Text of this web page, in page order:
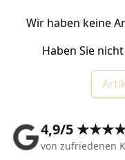
Wir haben keine
Haben Sie
4,9/5
von zufriedenen